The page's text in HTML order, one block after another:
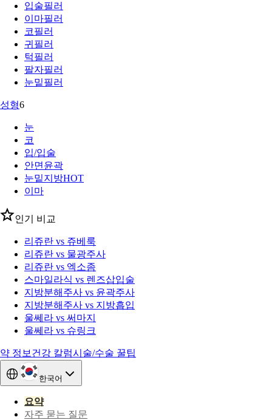
입술필러
이마필러
코필러
귀필러
턱필러
팔자필러
눈밑필러
성형6
눈
코
입/입술
안면윤곽
눈밑지방HOT
이마
인기 비교
리쥬란 vs 쥬베룩
리쥬란 vs 물광주사
리쥬란 vs 엑소좀
스마일라식 vs 렌즈삽입술
지방분해주사 vs 윤곽주사
지방분해주사 vs 지방흡입
울쎄라 vs 써마지
울쎄라 vs 슈링크
약 정보 건강 칼럼시술/수술 꿀팁
한국어
요약
자주 묻는 질문